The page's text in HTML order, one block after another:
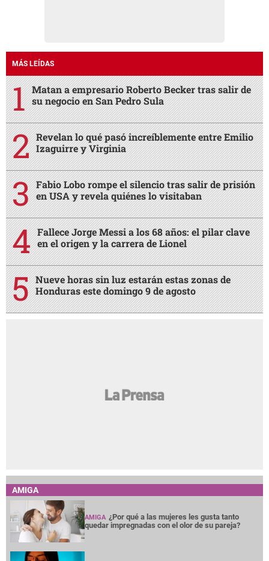
MÁS LEÍDAS
Matan a empresario Roberto Becker tras salir de
su negocio en San Pedro Sula
Revelan lo qué pasó increíblemente entre Emilio
Izaguirre y Virginia
Fabio Lobo rompe el silencio tras salir de prisión
en USA y revela quiénes lo visitaban
Fallece Jorge Messi a los 68 años: el pilar clave
en el origen y la carrera de Lionel
Nueve horas sin luz estarán estas zonas de
Honduras este domingo 9 de agosto
AMIGA
AMIGA ¿Por qué a las mujeres les gusta tanto
quedar impregnadas con el olor de su pareja?